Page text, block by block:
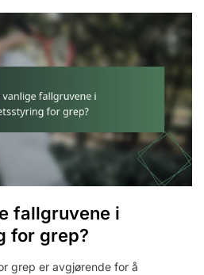
fallgruvene i
for grep?
grep er avgjørende for å